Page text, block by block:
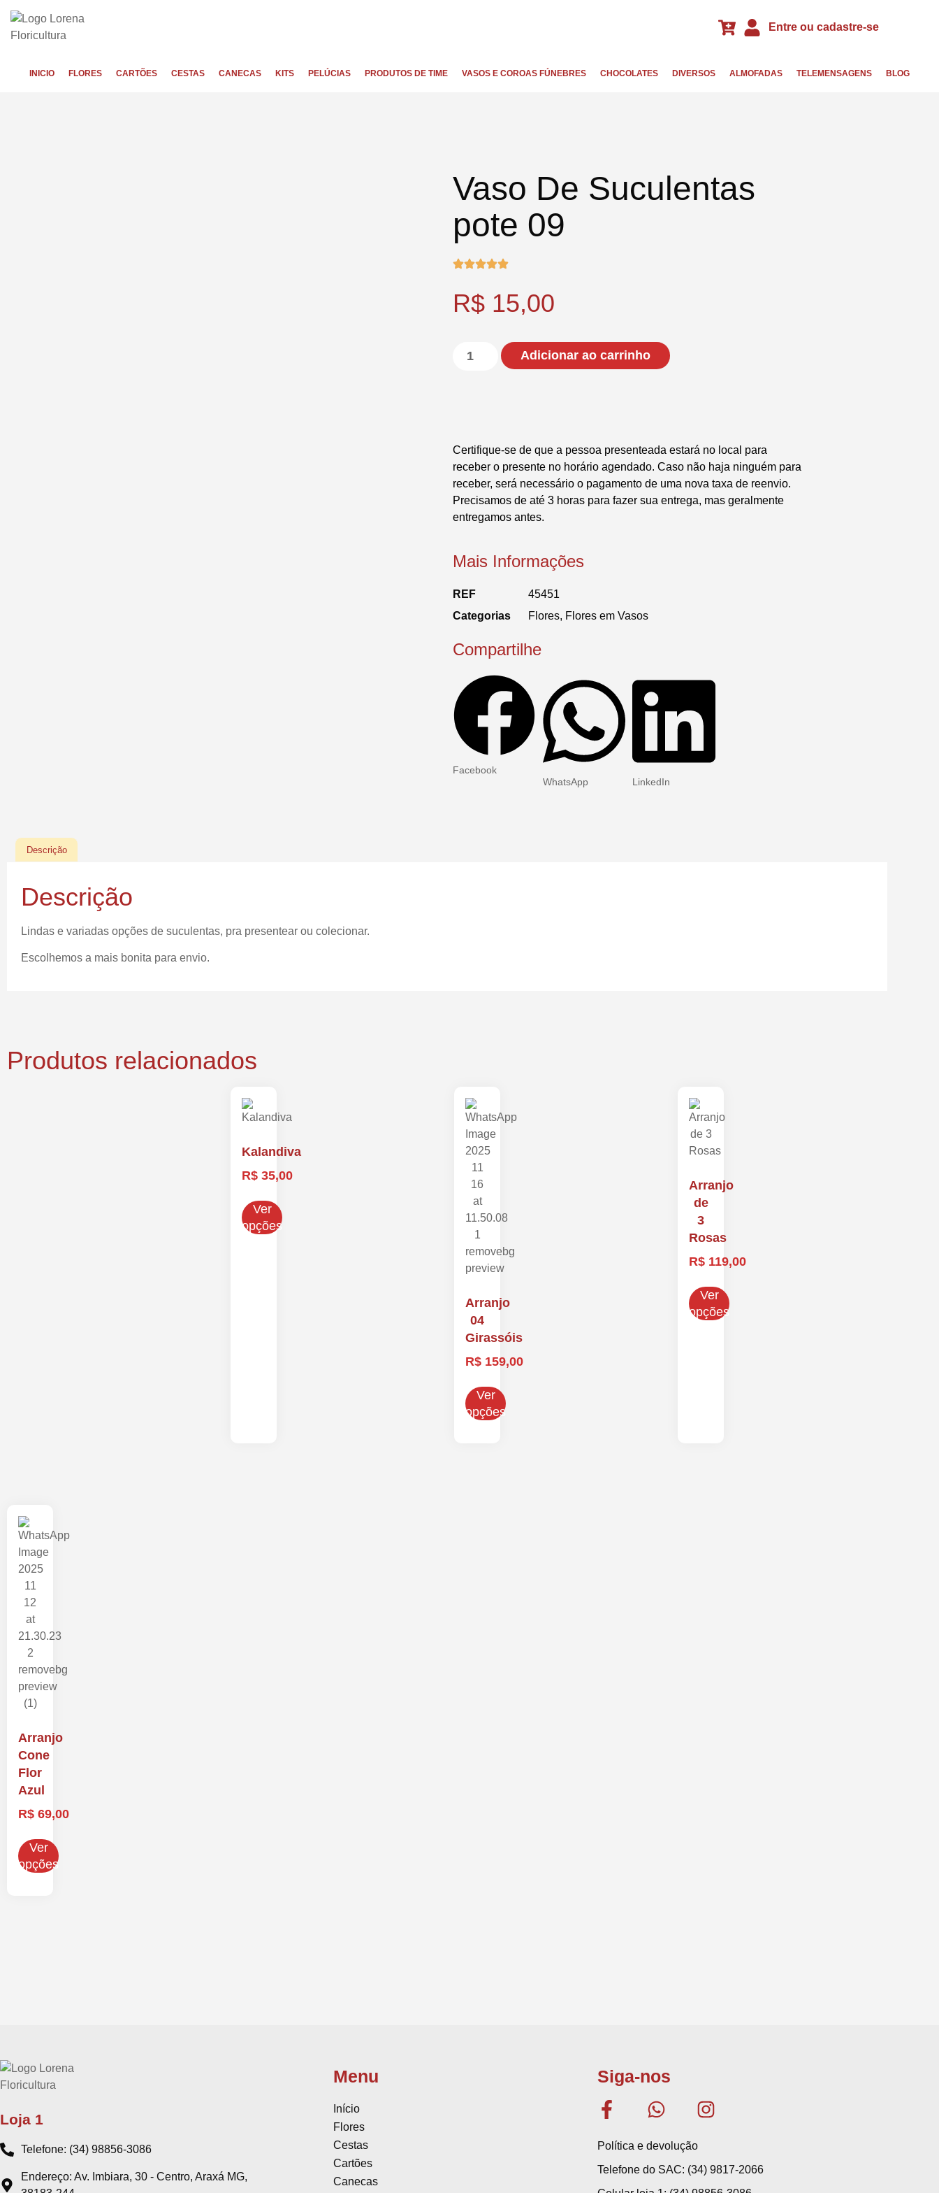
Entre ou cadastre-se
INICIO FLORES CARTÕES CESTAS CANECAS KITS PELÚCIAS PRODUTOS DE TIME VASOS E COROAS FÚNEBRES CHOCOLATES DIVERSOS ALMOFADAS TELEMENSAGENS BLOG
Vaso De Suculentas
pote 09
R$ 15,00
Adicionar ao carrinho
Certifique-se de que a pessoa presenteada estará no local para
receber o presente no horário agendado. Caso não haja ninguém para
receber, será necessário o pagamento de uma nova taxa de reenvio.
Precisamos de até 3 horas para fazer sua entrega, mas geralmente
entregamos antes.
Mais Informações
REF
45451
Categorias
Flores, Flores em Vasos
Compartilhe
Facebook
WhatsApp
LinkedIn
Descrição
Descrição
Lindas e variadas opções de suculentas, pra presentear ou colecionar.
Escolhemos a mais bonita para envio.
Produtos relacionados
Kalandiva
R$ 35,00
Ver
opções
Arranjo
04
Girassóis
R$ 159,00
Ver
opções
Arranjo
de
3
Rosas
R$ 119,00
Ver
opções
Arranjo
Cone
Flor
Azul
R$ 69,00
Ver
opções
Loja 1
Telefone: (34) 98856-3086
Endereço: Av. Imbiara, 30 - Centro, Araxá MG,
Menu
Início
Flores
Cestas
Cartões
Canecas
Siga-nos
Política e devolução
Telefone do SAC: (34) 9817-2066